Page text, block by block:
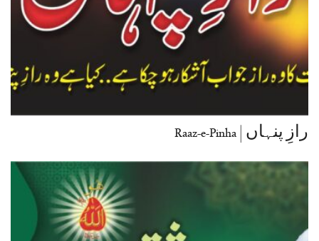
رازِ پنہاں | Raaz-e-Pinha